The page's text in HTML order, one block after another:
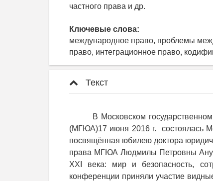
частного права и др.
Ключевые слова:
международное право, проблемы
право, интеграционное право,
Текст
В Московском
(МГЮА)17 июня 2016 г.
состоялась
посвящённая юбилею доктора
права МГЮА Людмилы Петровны
ХХ
века: мир и безопасность,
конференции приняли участие